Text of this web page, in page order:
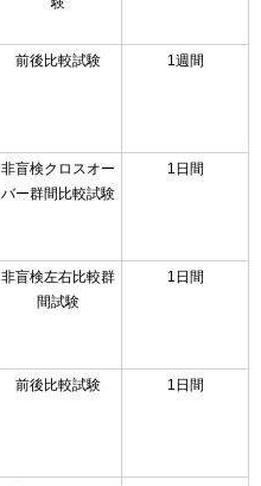
前後比較試験 1週間
非盲検クロスオー
バー群間比較試験
1日間
非盲検左右比較群
間試験
1日間
前後比較試験 1日間